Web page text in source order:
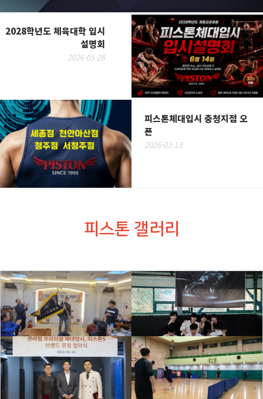
2028학년도 체육대학 입시
설명회
2026-05-28
피스톤체대입시 충청지점 오
픈
2026-03-13
피스톤 갤러리